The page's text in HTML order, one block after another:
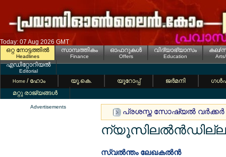
Today: 07 Aug 2026 GMT
ഒറ്റ നോട്ടത്തില്‍
Headlines
സാമ്പത്തികം
Finance
ഓഫറുകള്‍
Offers
വിദ്യാഭ്യാസം
Education
കല/
എഡിറ്റോറിയല്‍
Editorial
Home / ഹോം യൂ.കെ. യൂറോപ്പ് ജര്‍മനി
മറ്റു രാജ്യങ്ങള്‍
Advertisements
പ്രശസ്ത സോഷ്യല്‍ വര്‍ക്കര്‍
ന്യൂസിലല്‍ന്‍ഡില്ല?
സ്വല്‍ന്തം ലേഖകല്‍ന്‍